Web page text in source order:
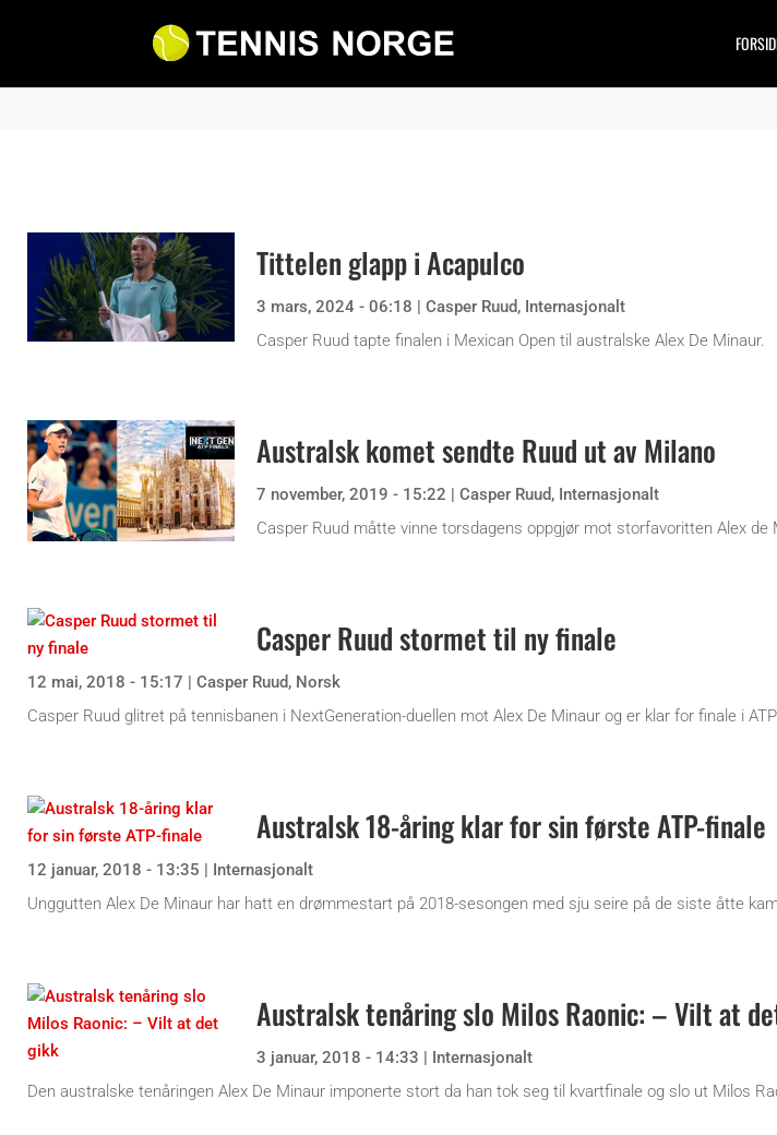
Tittelen glapp i Acapulco
3 mars, 2024 - 06:18 Casper Ruud, Internasjonalt
Casper Ruud tapte finalen i Mexican Open til australske Alex De Minaur.
Australsk komet sendte Ruud ut av Milano
7 november, 2019 - 15:22 Casper Ruud, Internasjonalt
Casper Ruud måtte vinne torsdagens oppgjør mot storfavoritten Alex de
Casper Ruud stormet til ny finale
12 mai, 2018 - 15:17 Casper Ruud, Norsk
Casper Ruud glitret på tennisbanen i NextGeneration-duellen mot Alex De Minaur og er klar for finale i
Australsk 18-åring klar for sin første ATP-finale
12 januar, 2018 - 13:35
Internasjonalt
Unggutten Alex De Minaur har hatt en drømmestart på 2018-sesongen med sju seire på de siste åtte
Australsk tenåring slo Milos Raonic: – Vilt at
3 januar, 2018 - 14:33
Internasjonalt
Den australske tenåringen Alex De Minaur imponerte stort da han tok seg til kvartfinale og slo ut Milos